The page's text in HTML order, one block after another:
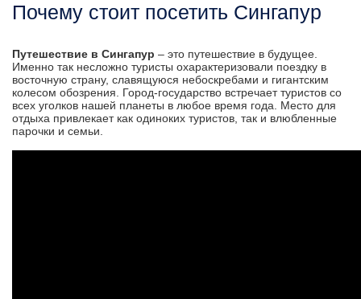
Почему стоит посетить Сингапур
Путешествие в Сингапур – это путешествие в будущее.
Именно так несложно туристы охарактеризовали поездку в
восточную страну, славящуюся небоскребами и гигантским
колесом обозрения. Город-государство встречает туристов со
всех уголков нашей планеты в любое время года. Место для
отдыха привлекает как одиноких туристов, так и влюбленные
парочки и семьи.